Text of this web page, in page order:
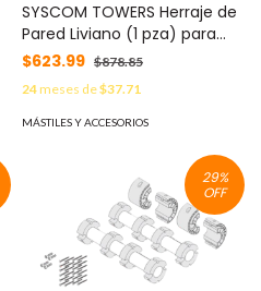
SYSCOM TOWERS Herraje de
Pared Liviano (1 pza) para
Sujeción de Mástil 1" a 1-3/4".
MOD: SMRP-HL1
$623.99 $878.85
24meses de$37.71
MÁSTILES Y ACCESORIOS
29%
OFF